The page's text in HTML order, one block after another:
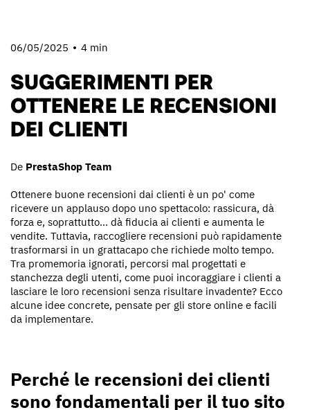
06/05/2025 4 min
SUGGERIMENTI PER
OTTENERE LE RECENSIONI
DEI CLIENTI
De PrestaShop Team
Ottenere buone recensioni dai clienti è un po' come
ricevere un applauso dopo uno spettacolo: rassicura, dà
forza e, soprattutto... dà fiducia ai clienti e aumenta le
vendite. Tuttavia, raccogliere recensioni può rapidamente
trasformarsi in un grattacapo che richiede molto tempo.
Tra promemoria ignorati, percorsi mal progettati e
stanchezza degli utenti, come puoi incoraggiare i clienti a
lasciare le loro recensioni senza risultare invadente? Ecco
alcune idee concrete, pensate per gli store online e facili
da implementare.
Perché le recensioni dei clienti
sono fondamentali per il tuo sito